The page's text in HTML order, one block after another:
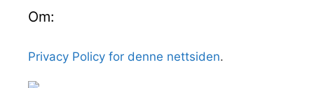
Om:
Privacy Policy for denne nettsiden.